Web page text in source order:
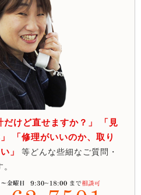
だけど直せますか？」 「見
「修理がいいのか、取り
」
等どんな些細なご質問・